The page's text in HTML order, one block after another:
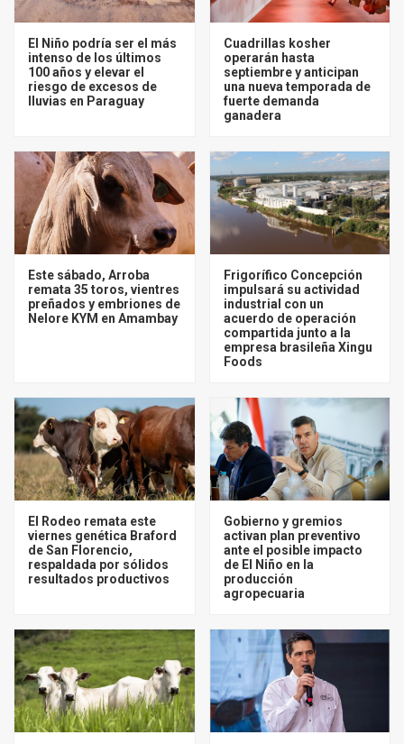
El Niño podría ser el más
intenso de los últimos
100 años y elevar el
riesgo de excesos de
lluvias en Paraguay
Cuadrillas kosher
operarán hasta
septiembre y anticipan
una nueva temporada de
fuerte demanda
ganadera
Este sábado, Arroba
remata 35 toros, vientres
preñados y embriones de
Nelore KYM en Amambay
Frigorífico Concepción
impulsará su actividad
industrial con un
acuerdo de operación
compartida junto a la
empresa brasileña Xingu
Foods
El Rodeo remata este
viernes genética Braford
de San Florencio,
respaldada por sólidos
resultados productivos
Gobierno y gremios
activan plan preventivo
ante el posible impacto
de El Niño en la
producción
agropecuaria